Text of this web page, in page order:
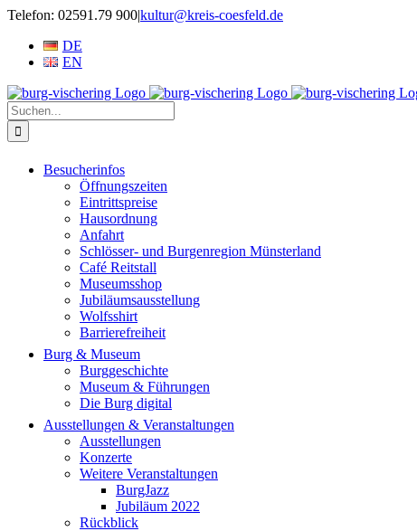
Zum
springen
Telefon: 02591.79 900|kultur@kreis-coesfeld.de
DE
EN
Suche
nach:
Besucherinfos
Öffnungszeiten
Eintrittspreise
Hausordnung
Anfahrt
Schlösser- und Burgenregion Münsterland
Café Reitstall
Museumsshop
Jubiläumsausstellung
Wolfsshirt
Barrierefreiheit
Burg & Museum
Burggeschichte
Museum & Führungen
Die Burg digital
Ausstellungen & Veranstaltungen
Ausstellungen
Konzerte
Weitere Veranstaltungen
BurgJazz
Jubiläum 2022
Rückblick